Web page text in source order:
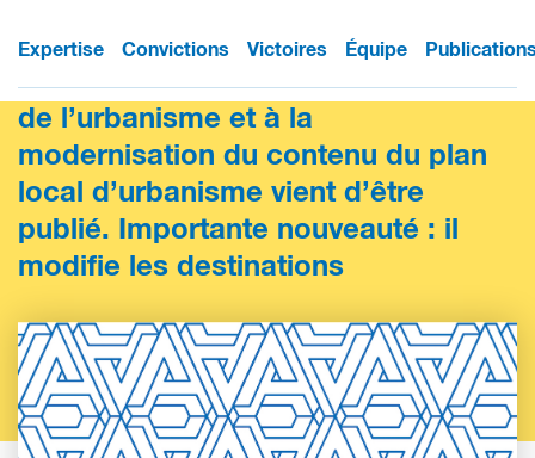
Expertise Convictions Victoires Équipe
Le décret relatif à la partie
réglementaire du livre Ier du code
de l’urbanisme et à la
modernisation du contenu du plan
local d’urbanisme vient d’être
publié. Importante nouveauté : il
modifie les destinations